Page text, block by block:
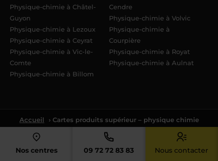
Nos centres 09 72 72 83 83 Nous contacter
Physique-chimie à Châtel-
Guyon
Physique-chimie à Lezoux
Physique-chimie à Ceyrat
Physique-chimie à Vic-le-
Comte
Physique-chimie à Billom
Cendre
Physique-chimie à Volvic
Physique-chimie à
Courpière
Physique-chimie à Royat
Physique-chimie à Aulnat
Accueil › Cartes produits supérieur – physique chimie